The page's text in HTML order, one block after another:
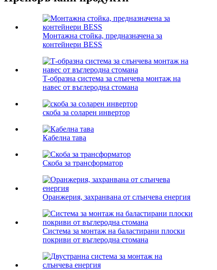
Монтажна стойка, предназначена за
контейнери BESS
Т-образна система за слънчева монтаж на
навес от въглеродна стомана
скоба за соларен инвертор
Кабелна тава
Скоба за трансформатор
Оранжерия, захранвана от слънчева енергия
Система за монтаж на баластирани плоски
покриви от въглеродна стомана